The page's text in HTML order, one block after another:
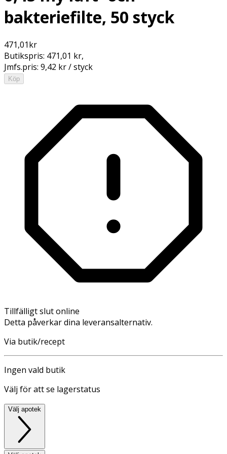
bakteriefilte, 50 styck
471,01kr
Butikspris: 471,01 kr,
Jmfs.pris: 9,42 kr / styck
Köp
Tillfälligt slut online
Detta påverkar dina leveransalternativ.
Via butik/recept
Ingen vald butik
Välj för att se lagerstatus
Välj apotek